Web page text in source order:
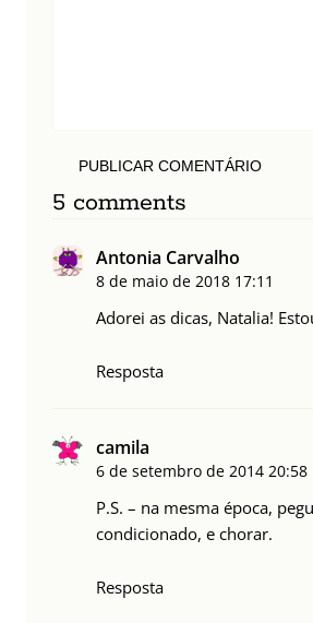
PUBLICAR COMENTÁRIO
5 comments
Antonia Carvalho
8 de maio de 2018 17:11
Adorei as dicas, Natalia!
Resposta
camila
6 de setembro de 2014 20:58
P.S. – na mesma época,
condicionado, e chorar.
Resposta